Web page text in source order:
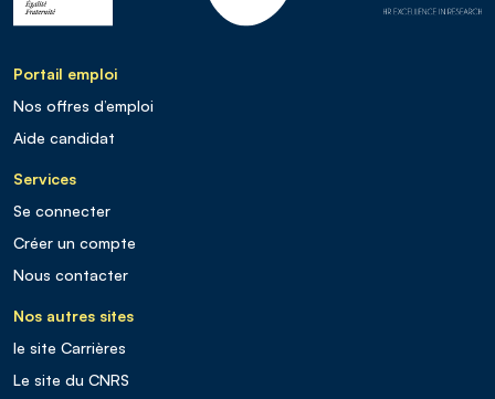
Portail emploi
Nos offres d’emploi
Aide candidat
Services
Se connecter
Créer un compte
Nous contacter
Nos autres sites
le site Carrières
Le site du CNRS